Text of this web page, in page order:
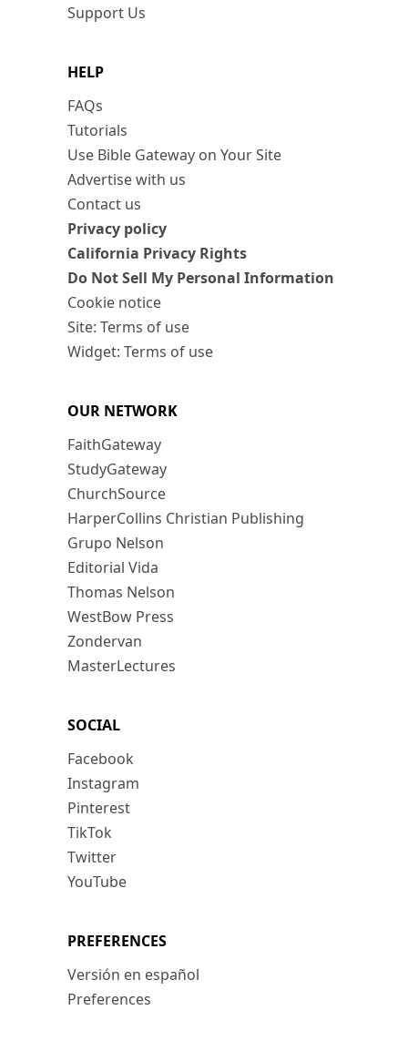
Support Us
HELP
FAQs
Tutorials
Use Bible Gateway on Your Site
Advertise with us
Contact us
Privacy policy
California Privacy Rights
Do Not Sell My Personal Information
Cookie notice
Site: Terms of use
Widget: Terms of use
OUR NETWORK
FaithGateway
StudyGateway
ChurchSource
HarperCollins Christian Publishing
Grupo Nelson
Editorial Vida
Thomas Nelson
WestBow Press
Zondervan
MasterLectures
SOCIAL
Facebook
Instagram
Pinterest
TikTok
Twitter
YouTube
PREFERENCES
Versión en español
Preferences